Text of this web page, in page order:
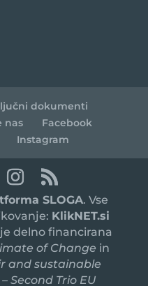
dokumenti
nas
Facebook
Instagram
SLOGA. Vse
KlikNET.si
delno financirana
of Change in
and sustainable
Second Trio EU